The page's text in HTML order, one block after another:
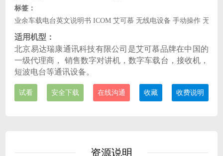
标签：
业余车载电台英文说明书 ICOM 艾可慕 无线电设备 手动操作 无线
适用机型：
北京易达瑞康通讯科技有限公司是艾可慕品牌在中国的
一级代理商， 销售数字对讲机，数字车载台，接收机，
短波电台等通讯设备。
试看 安全下载 在线沟通 收藏 收费说明
资源说明